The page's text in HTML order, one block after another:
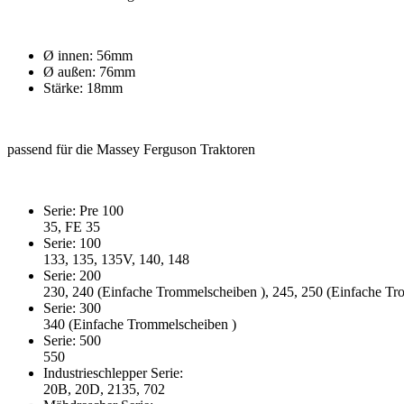
Ø innen: 56mm
Ø außen: 76mm
Stärke: 18mm
passend für die Massey Ferguson Traktoren
Serie: Pre 100
35, FE 35
Serie: 100
133, 135, 135V, 140, 148
Serie: 200
230, 240 (Einfache Trommelscheiben ), 245, 250 (Einfache
Serie: 300
340 (Einfache Trommelscheiben )
Serie: 500
550
Industrieschlepper Serie:
20B, 20D, 2135, 702